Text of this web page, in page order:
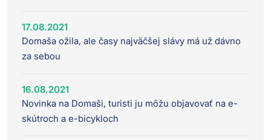
17.08.2021
Domaša ožila, ale časy najväčšej slávy má už dávno
za sebou
16.08.2021
Novinka na Domaši, turisti ju môžu objavovať na e-
skútroch a e-bicykloch